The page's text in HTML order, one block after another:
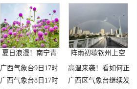
夏日浪漫！南宁青
秀山
阵雨初歇钦州上空
邂逅
广西气象台9日17时
高温来袭！看如何正
确
广西气象台8日17时
广西区气象台继续发